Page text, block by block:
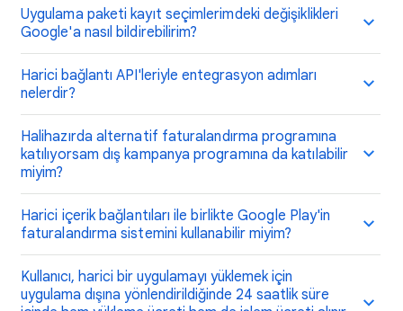
Uygulama paketi kayıt seçimlerimdeki değişiklikleri
Google'a nasıl bildirebilirim?
Harici bağlantı API'leriyle entegrasyon adımları
nelerdir?
Halihazırda alternatif faturalandırma programına
katılıyorsam dış kampanya programına da katılabilir
miyim?
Harici içerik bağlantıları ile birlikte Google Play'in
faturalandırma sistemini kullanabilir miyim?
Kullanıcı, harici bir uygulamayı yüklemek için
uygulama dışına yönlendirildiğinde 24 saatlik süre